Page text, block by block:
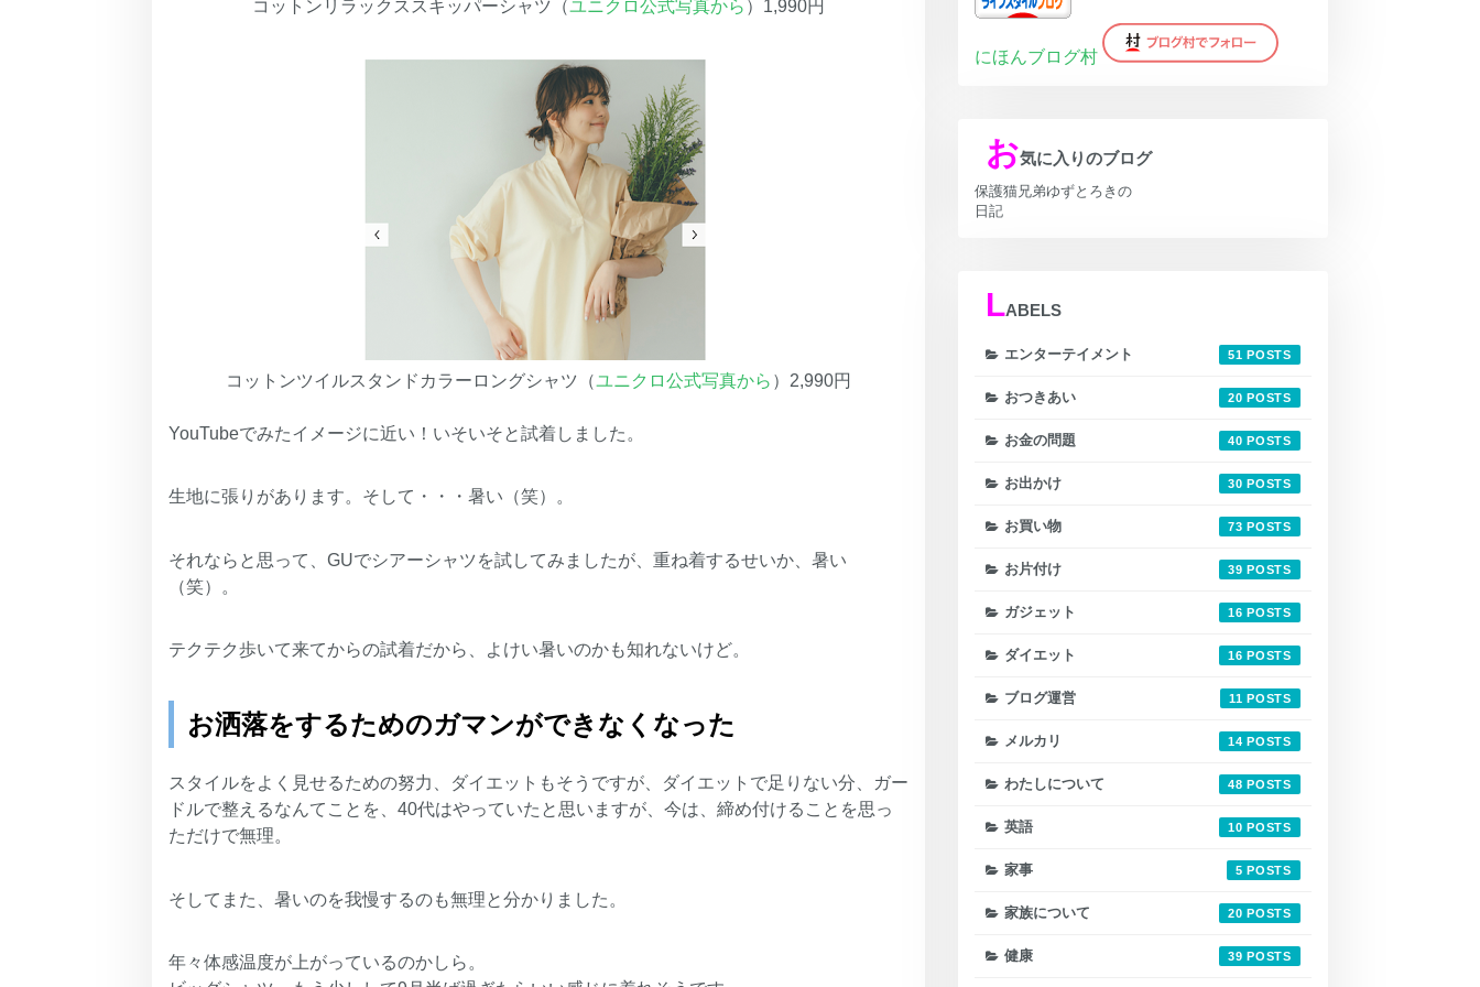
コットンリラックススキッパーシャツ（ユニクロ公式写真から ）1,990円
コットンツイルスタンドカラーロングシャツ（ユニクロ公式写真から ）2,990円
YouTubeでみたイメージに近い！いそいそと試着しました。
生地に張りがあります。そして・・・暑い（笑）。
それならと思って、GUでシアーシャツを試してみましたが、重ね着するせいか、暑い
（笑）。
テクテク歩いて来てからの試着だから、よけい暑いのかも知れないけど。
お洒落をするためのガマンができなくなった
スタイルをよく見せるための努力、ダイエットもそうですが、ダイエットで足りない分、ガー
ドルで整えるなんてことを、40代はやっていたと思いますが、今は、締め付けることを思っ
ただけで無理。
そしてまた、暑いのを我慢するのも無理と分かりました。
年々体感温度が上がっているのかしら。
にほんブログ村
お気に入りのブログ
保護猫兄弟ゆずとろきの
日記
LABELS
エンターテイメント 51
おつきあい 20
お金の問題 40
お出かけ 30
お買い物 73
お片付け 39
ガジェット 16
ダイエット 16
ブログ運営 11
メルカリ 14
わたしについて 48
英語 10
家事 5
家族について 20
健康 39